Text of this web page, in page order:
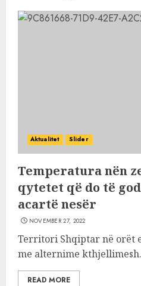
Aktualitet Slider
Temperatura nën
qytetet që do të
acartë nesër
NOVEMBER 27, 2022
Territori Shqiptar në orët
me alternime
READ MORE